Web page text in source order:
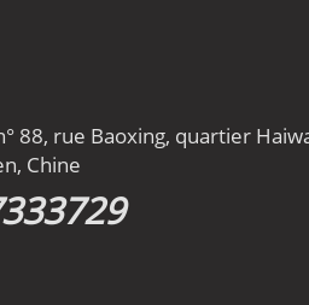
88, rue Baoxing, quartier
Chine